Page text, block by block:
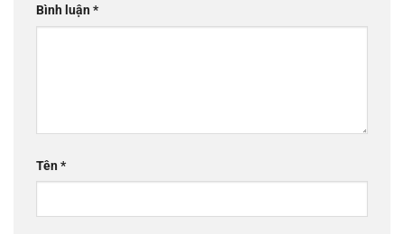
Bình luận*
Tên*